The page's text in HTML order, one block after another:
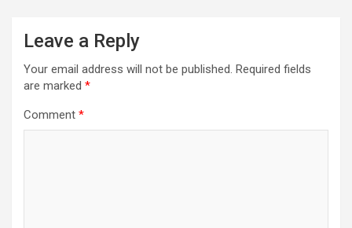
Leave a Reply
Your email address will not be published. Required fields
are marked *
Comment *